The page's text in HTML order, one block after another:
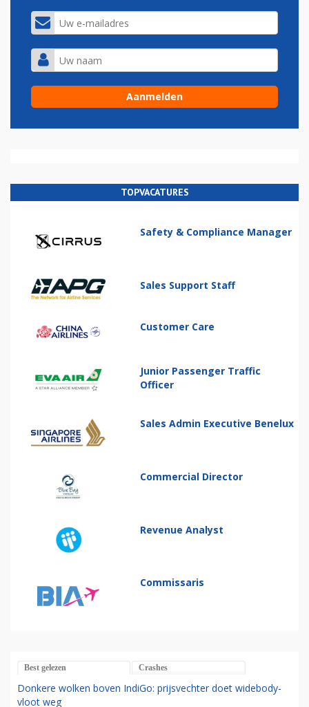
TOPVACATURES
Safety & Compliance Manager
Sales Support Staff
Customer Care
Junior Passenger Traffic
Officer
Sales Admin Executive Benelux
Commercial Director
Revenue Analyst
Commissaris
Best gelezen Crashes
Donkere wolken boven IndiGo: prijsvechter doet widebody-
vloot weg